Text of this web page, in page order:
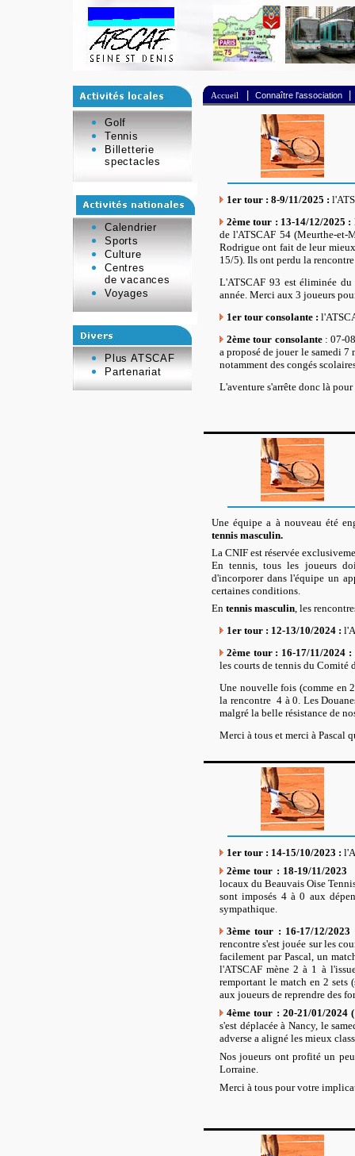
Accueil Connaître l'association|
Golf
Tennis
Billetterie
spectacles
Calendrier
Sports
Culture
Centres
de vacances
Voyages
Plus ATSCAF
Partenariat
1er tour : 8-9/11/2025 :
2ème tour : 13-14/12/2025 :
de l'ATSCAF 54 (Meurthe-et-
Rodrigue ont fait de leur
15/5). Ils ont perdu la
L'ATSCAF 93 est éliminée
année. Merci aux 3 joueurs
1er tour consolante :
2ème tour consolante: 07-
a proposé de jouer le samedi
notamment des congés
L'aventure s'arrête donc là
Une équipe a à nouveau été
tennis masculin.
La CNIF est réservée
En tennis, tous les joueurs
d'incorporer dans l'équipe un
certaines conditions.
En tennis masculin , les
1er tour : 12-13/10/2024 :
2ème tour : 16-17/11/2024 :
les courts de tennis du Comité
Une nouvelle fois (comme en
la rencontre 4 à 0. Les
malgré la belle résistance de
Merci à tous et merci à Pascal
1er tour : 14-15/10/2023 :
2ème tour : 18-19/11/2023
locaux du Beauvais Oise
sont imposés 4 à 0 aux
sympathique.
3ème tour : 16-17/12/2023
rencontre s'est jouée sur les
facilement par Pascal, un
l'ATSCAF mène 2 à 1 à
remportant le match en 2 sets
aux joueurs de reprendre des
4ème tour : 20-21/01/2024
s'est déplacée à Nancy, le
adverse a aligné les mieux
Nos joueurs ont profité un
Lorraine.
Merci à tous pour votre